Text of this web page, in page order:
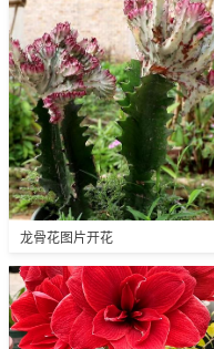
龙骨花图片开花